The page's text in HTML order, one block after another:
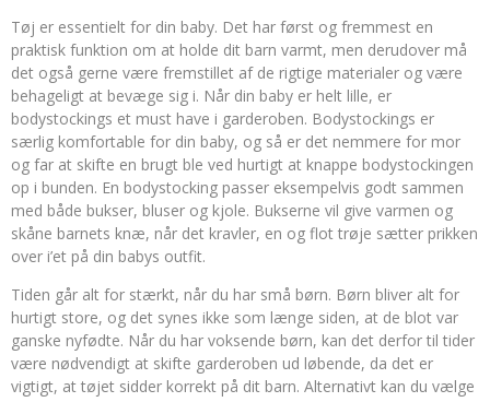
Tøj er essentielt for din baby. Det har først og fremmest en
praktisk funktion om at holde dit barn varmt, men derudover må
det også gerne være fremstillet af de rigtige materialer og være
behageligt at bevæge sig i. Når din baby er helt lille, er
bodystockings et must have i garderoben. Bodystockings er
særlig komfortable for din baby, og så er det nemmere for mor
og far at skifte en brugt ble ved hurtigt at knappe bodystockingen
op i bunden. En bodystocking passer eksempelvis godt sammen
med både bukser, bluser og kjole. Bukserne vil give varmen og
skåne barnets knæ, når det kravler, en og flot trøje sætter prikken
over i’et på din babys outfit.
Tiden går alt for stærkt, når du har små børn. Børn bliver alt for
hurtigt store, og det synes ikke som længe siden, at de blot var
ganske nyfødte. Når du har voksende børn, kan det derfor til tider
være nødvendigt at skifte garderoben ud løbende, da det er
vigtigt, at tøjet sidder korrekt på dit barn. Alternativt kan du vælge